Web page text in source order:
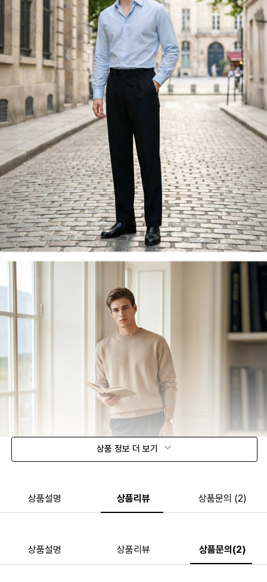
상품 정보 더 보기
상품설명 상품리뷰 상품문의 (2)
상품설명 상품리뷰 상품문의(2)